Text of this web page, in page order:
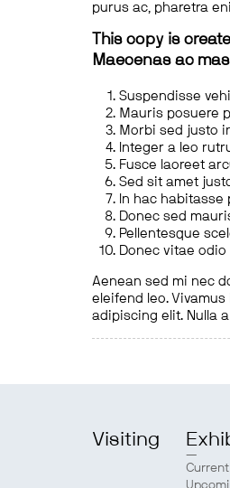
purus ac, pharetra
This copy is
Maecenas ac
Suspendisse
Mauris posuere
Morbi sed justo
Integer a leo
Fusce laoreet
Sed sit amet
In hac
Donec sed
Pellentesque
Donec vitae
Aenean sed mi nec
eleifend leo.
adipiscing elit. Nulla
Visiting
Current